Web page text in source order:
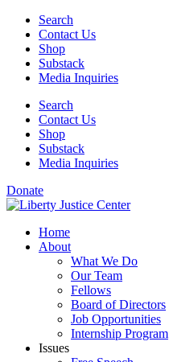
Skip
content
Search
Contact Us
Shop
Substack
Media Inquiries
Search
Contact Us
Shop
Substack
Media Inquiries
Donate
Home
About
What We Do
Our Team
Fellows
Board of Directors
Job Opportunities
Internship Program
Issues